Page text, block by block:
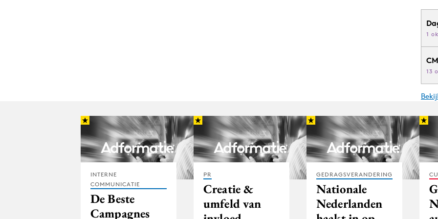
1
13
INTERNE
COMMUNICATIE
De Beste
Campagnes
PR
Creatie &
umfeld van
GEDRAGSVERANDERING
Nationale
Nederlanden